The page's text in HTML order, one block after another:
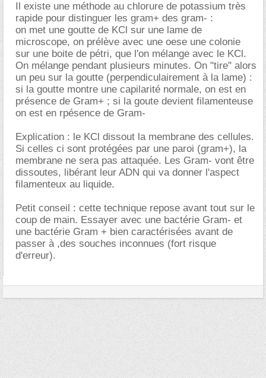
Il existe une méthode au chlorure de potassium très
rapide pour distinguer les gram+ des gram- :
on met une goutte de KCl sur une lame de
microscope, on prélève avec une oese une colonie
sur une boite de pétri, que l'on mélange avec le KCl.
On mélange pendant plusieurs minutes. On "tire" alors
un peu sur la goutte (perpendiculairement à la lame) :
si la goutte montre une capilarité normale, on est en
présence de Gram+ ; si la goute devient filamenteuse
on est en rpésence de Gram-
Explication : le KCl dissout la membrane des cellules.
Si celles ci sont protégées par une paroi (gram+), la
membrane ne sera pas attaquée. Les Gram- vont être
dissoutes, libérant leur ADN qui va donner l'aspect
filamenteux au liquide.
Petit conseil : cette technique repose avant tout sur le
coup de main. Essayer avec une bactérie Gram- et
une bactérie Gram + bien caractérisées avant de
passer à ,des souches inconnues (fort risque
d'erreur).